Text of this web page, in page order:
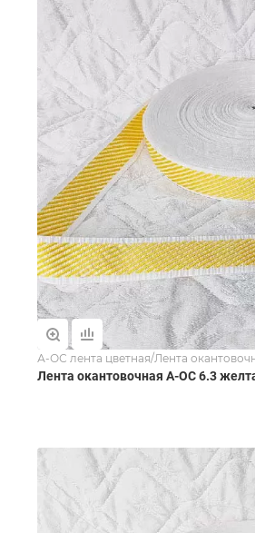
А-ОС лента цветная/Лента
Лента окантовочная А-ОС 6.3